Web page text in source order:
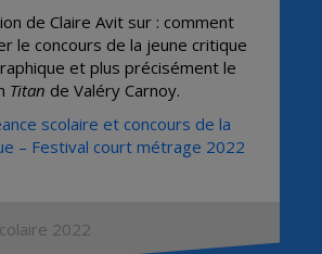
de Claire Avit sur : comment
le concours de la jeune critique
et plus précisément le
Titan de Valéry Carnoy.
scolaire et concours de la
– Festival court métrage 2022
2022